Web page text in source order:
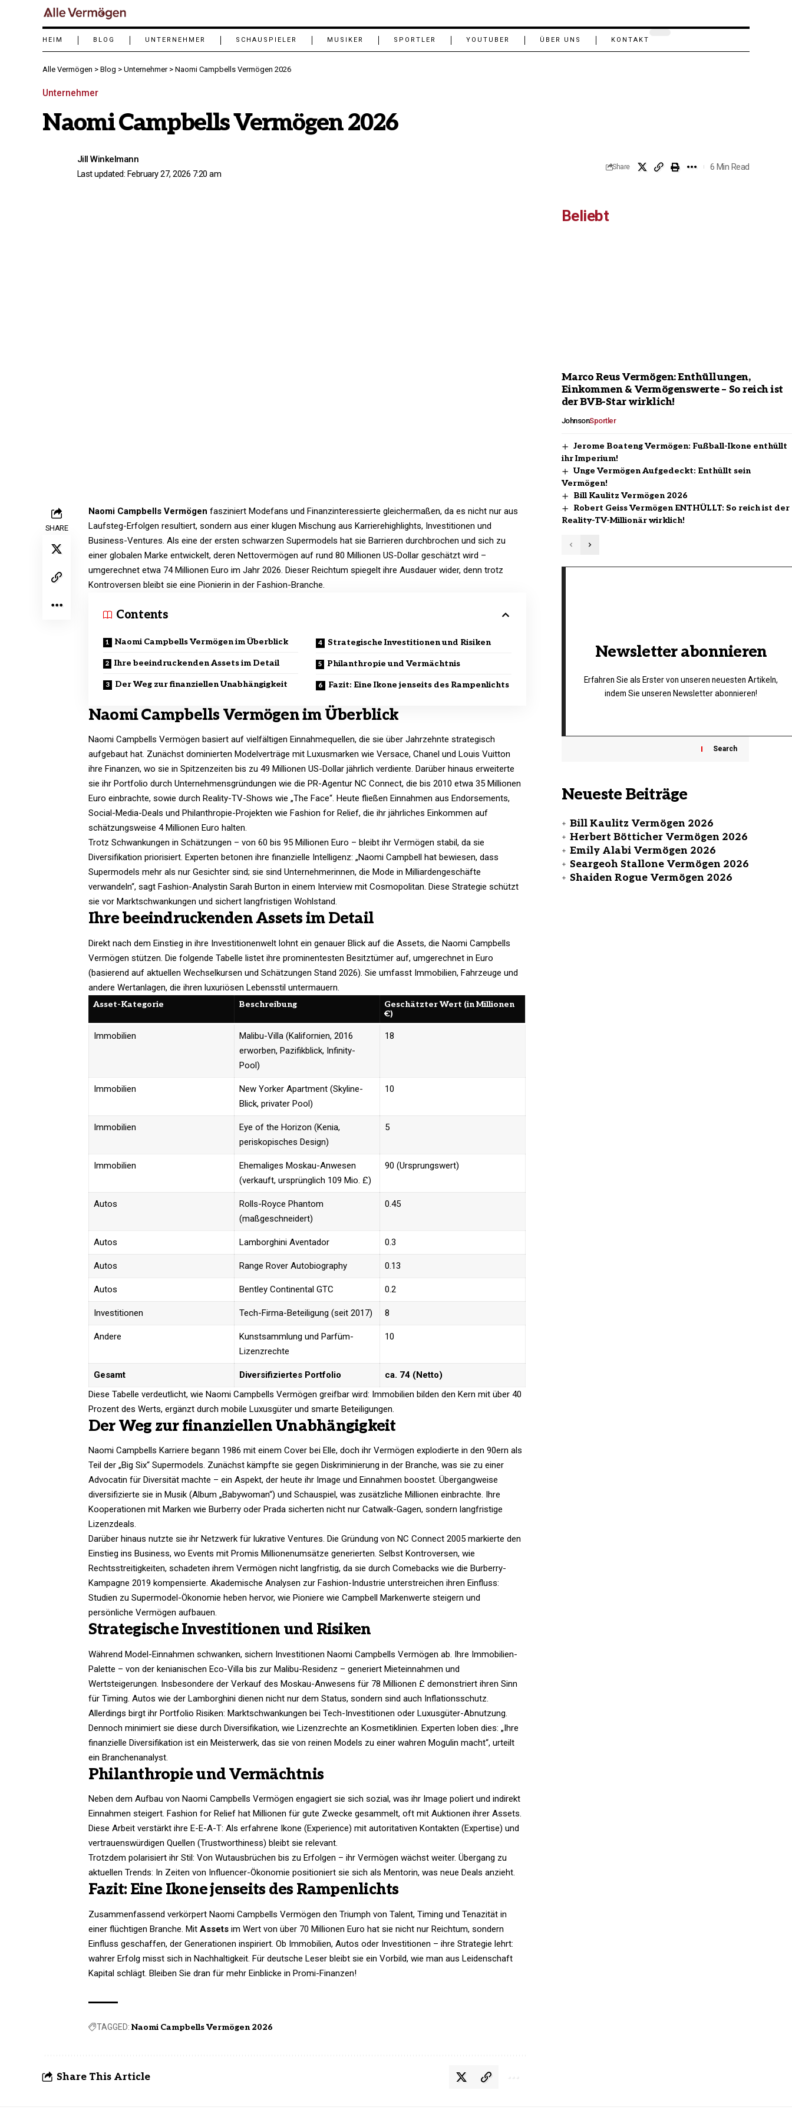
HEIM BLOG UNTERNEHMER SCHAUSPIELER MUSIKER SPORTLER YOUTUBER ÜBER UNS KONTAKT
Alle Vermögen > Blog > Unternehmer> Naomi Campbells Vermögen 2026
Unternehmer
Naomi Campbells Vermögen 2026
Last updated: February 27, 2026 7:20 am
Jill Winkelmann
Share 6 Min Read
SHARE
Naomi Campbells Vermögen fasziniert Modefans und Finanzinteressierte gleichermaßen, da es nicht nur aus
Laufsteg-Erfolgen resultiert, sondern aus einer klugen Mischung aus Karrierehighlights, Investitionen und
Business-Ventures. Als eine der ersten schwarzen Supermodels hat sie Barrieren durchbrochen und sich zu
einer globalen Marke entwickelt, deren Nettovermögen auf rund 80 Millionen US-Dollar geschätzt wird –
umgerechnet etwa 74 Millionen Euro im Jahr 2026. Dieser Reichtum spiegelt ihre Ausdauer wider, denn trotz
Kontroversen bleibt sie eine Pionierin in der Fashion-Branche.
Contents
Naomi Campbells Vermögen im Überblick
Ihre beeindruckenden Assets im Detail
Der Weg zur finanziellen Unabhängigkeit
Strategische Investitionen und Risiken
Philanthropie und Vermächtnis
Fazit: Eine Ikone jenseits des Rampenlichts
Naomi Campbells Vermögen im Überblick
Naomi Campbells Vermögen basiert auf vielfältigen Einnahmequellen, die sie über Jahrzehnte strategisch
aufgebaut hat. Zunächst dominierten Modelverträge mit Luxusmarken wie Versace, Chanel und Louis Vuitton
ihre Finanzen, wo sie in Spitzenzeiten bis zu 49 Millionen US-Dollar jährlich verdiente. Darüber hinaus erweiterte
sie ihr Portfolio durch Unternehmensgründungen wie die PR-Agentur NC Connect, die bis 2010 etwa 35 Millionen
Euro einbrachte, sowie durch Reality-TV-Shows wie „The Face“. Heute fließen Einnahmen aus Endorsements,
Social-Media-Deals und Philanthropie-Projekten wie Fashion for Relief, die ihr jährliches Einkommen auf
schätzungsweise 4 Millionen Euro halten.
Trotz Schwankungen in Schätzungen – von 60 bis 95 Millionen Euro – bleibt ihr Vermögen stabil, da sie
Diversifikation priorisiert. Experten betonen ihre finanzielle Intelligenz: „Naomi Campbell hat bewiesen, dass
Supermodels mehr als nur Gesichter sind; sie sind Unternehmerinnen, die Mode in Milliardengeschäfte
verwandeln“, sagt Fashion-Analystin Sarah Burton in einem Interview mit Cosmopolitan. Diese Strategie schützt
sie vor Marktschwankungen und sichert langfristigen Wohlstand.​
Ihre beeindruckenden Assets im Detail
Direkt nach dem Einstieg in ihre Investitionenwelt lohnt ein genauer Blick auf die Assets, die Naomi Campbells
Vermögen stützen. Die folgende Tabelle listet ihre prominentesten Besitztümer auf, umgerechnet in Euro
(basierend auf aktuellen Wechselkursen und Schätzungen Stand 2026). Sie umfasst Immobilien, Fahrzeuge und
andere Wertanlagen, die ihren luxuriösen Lebensstil untermauern.
Asset-Kategorie Beschreibung
Geschätzter Wert (in Millionen
€)
Immobilien
Malibu-Villa (Kalifornien, 2016
erworben, Pazifikblick, Infinity-
Pool)
18 ​
Immobilien
New Yorker Apartment (Skyline-
Blick, privater Pool)
10 ​
Immobilien
Eye of the Horizon (Kenia,
periskopisches Design)
5 ​
Immobilien
Ehemaliges Moskau-Anwesen
(verkauft, ursprünglich 109 Mio. £)
90 (Ursprungswert) ​
Autos
Rolls-Royce Phantom
(maßgeschneidert)
0.45 ​
Autos Lamborghini Aventador 0.3 ​
Autos Range Rover Autobiography 0.13 ​
Autos Bentley Continental GTC 0.2 ​
Investitionen Tech-Firma-Beteiligung (seit 2017) 8 ​
Andere
Kunstsammlung und Parfüm-
Lizenzrechte
10 ​
Gesamt Diversifiziertes Portfolio ca. 74 (Netto)
Diese Tabelle verdeutlicht, wie Naomi Campbells Vermögen greifbar wird: Immobilien bilden den Kern mit über 40
Prozent des Werts, ergänzt durch mobile Luxusgüter und smarte Beteiligungen.​
Der Weg zur finanziellen Unabhängigkeit
Naomi Campbells Karriere begann 1986 mit einem Cover bei Elle, doch ihr Vermögen explodierte in den 90ern als
Teil der „Big Six“ Supermodels. Zunächst kämpfte sie gegen Diskriminierung in der Branche, was sie zu einer
Advocatin für Diversität machte – ein Aspekt, der heute ihr Image und Einnahmen boostet. Übergangweise
diversifizierte sie in Musik (Album „Babywoman“) und Schauspiel, was zusätzliche Millionen einbrachte. Ihre
Kooperationen mit Marken wie Burberry oder Prada sicherten nicht nur Catwalk-Gagen, sondern langfristige
Lizenzdeals.
Darüber hinaus nutzte sie ihr Netzwerk für lukrative Ventures. Die Gründung von NC Connect 2005 markierte den
Einstieg ins Business, wo Events mit Promis Millionenumsätze generierten. Selbst Kontroversen, wie
Rechtsstreitigkeiten, schadeten ihrem Vermögen nicht langfristig, da sie durch Comebacks wie die Burberry-
Kampagne 2019 kompensierte. Akademische Analysen zur Fashion-Industrie unterstreichen ihren Einfluss:
Studien zu Supermodel-Ökonomie heben hervor, wie Pioniere wie Campbell Markenwerte steigern und
persönliche Vermögen aufbauen.
Strategische Investitionen und Risiken
Während Model-Einnahmen schwanken, sichern Investitionen Naomi Campbells Vermögen ab. Ihre Immobilien-
Palette – von der kenianischen Eco-Villa bis zur Malibu-Residenz – generiert Mieteinnahmen und
Wertsteigerungen. Insbesondere der Verkauf des Moskau-Anwesens für 78 Millionen £ demonstriert ihren Sinn
für Timing. Autos wie der Lamborghini dienen nicht nur dem Status, sondern sind auch Inflationsschutz.
Allerdings birgt ihr Portfolio Risiken: Marktschwankungen bei Tech-Investitionen oder Luxusgüter-Abnutzung.
Dennoch minimiert sie diese durch Diversifikation, wie Lizenzrechte an Kosmetiklinien. Experten loben dies: „Ihre
finanzielle Diversifikation ist ein Meisterwerk, das sie von reinen Models zu einer wahren Mogulin macht“, urteilt
ein Branchenanalyst.
Philanthropie und Vermächtnis
Neben dem Aufbau von Naomi Campbells Vermögen engagiert sie sich sozial, was ihr Image poliert und indirekt
Einnahmen steigert. Fashion for Relief hat Millionen für gute Zwecke gesammelt, oft mit Auktionen ihrer Assets.
Diese Arbeit verstärkt ihre E-E-A-T: Als erfahrene Ikone (Experience) mit autoritativen Kontakten (Expertise) und
vertrauenswürdigen Quellen (Trustworthiness) bleibt sie relevant.
Trotzdem polarisiert ihr Stil: Von Wutausbrüchen bis zu Erfolgen – ihr Vermögen wächst weiter. Übergang zu
aktuellen Trends: In Zeiten von Influencer-Ökonomie positioniert sie sich als Mentorin, was neue Deals anzieht.
Fazit: Eine Ikone jenseits des Rampenlichts
Zusammenfassend verkörpert Naomi Campbells Vermögen den Triumph von Talent, Timing und Tenazität in
einer flüchtigen Branche. Mit Assets im Wert von über 70 Millionen Euro hat sie nicht nur Reichtum, sondern
Einfluss geschaffen, der Generationen inspiriert. Ob Immobilien, Autos oder Investitionen – ihre Strategie lehrt:
wahrer Erfolg misst sich in Nachhaltigkeit. Für deutsche Leser bleibt sie ein Vorbild, wie man aus Leidenschaft
Kapital schlägt. Bleiben Sie dran für mehr Einblicke in Promi-Finanzen!
TAGGED: Naomi Campbells Vermögen 2026
Share This Article
Beliebt
Marco Reus Vermögen: Enthüllungen,
Einkommen & Vermögenswerte – So reich ist
der BVB-Star wirklich!
JohnsonSportler
Jerome Boateng Vermögen: Fußball-Ikone enthüllt
ihr Imperium!
Unge Vermögen Aufgedeckt: Enthüllt sein
Vermögen!
Bill Kaulitz Vermögen 2026
Robert Geiss Vermögen ENTHÜLLT: So reich ist der
Reality-TV-Millionär wirklich!
Newsletter abonnieren
Erfahren Sie als Erster von unseren neuesten Artikeln,
indem Sie unseren Newsletter abonnieren!
Search
Neueste Beiträge
Bill Kaulitz Vermögen 2026
Herbert Bötticher Vermögen 2026
Emily Alabi Vermögen 2026
Seargeoh Stallone Vermögen 2026
Shaiden Rogue Vermögen 2026